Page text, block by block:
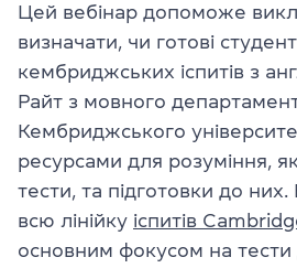
Цей вебінар допоможе
визначати, чи готові
кембриджських іспитів з
Райт з мовного
Кембриджського
ресурсами для розуміння,
тести, та підготовки до
всю лінійку іспитів
основним фокусом на тести